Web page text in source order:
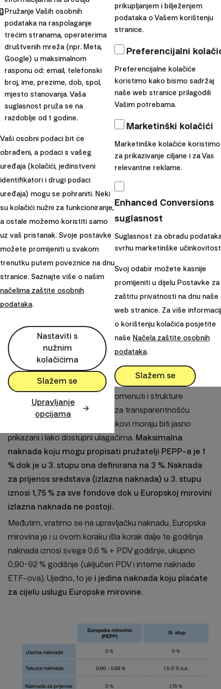
Mirovinska štednja je
dugoročan projekt, a upravo
dugoročno ulaganje omogućava umanjivanje utjecaja
kratkoročnih tržišnih fluktuacija. Planiranjem na vrijeme,
štediše ne samo da povećavaju izglede za stabilnu
mirovinu, već imaksimiziraju koristi od složenog
kamatnog računa, procesa gdje se zarada reinvestira i
generira dodatne povrate, čime se kroz vrijeme znatno
povećava vrijednost portfelja.
U tom smislu, 100 % dionički portfelji imaju jasan
potencijal za ostvarivanje viših složenih povrata, pod
uvjetom da je štediša spreman prihvatiti veću
kratkoročnu volatilnost u zamjenu za dugoročnu dobit.
Obje strategije Europske mirovine –
i 80–20– koristeautomatizirani mehanizam
smanjenja rizika: tijekom rane faze štednje većina
sredstava ulaže se u dioničke ETF-ove (uz 20 % u
obveznicama kod strategije 80–20).Deset godina prije
mirovinezapočinje faza deriskirianja, gdje se dionice
postupno zamjenjuju obveznicama kako bi se smanjio
rizik volatilnosti u osjetljivom razdoblju izlaska iz radne
snage.
Na dan umirovljenja portfelj se stabilizira na omjeru 60 %
dionica i 40 % obveznica, koji se održava i tijekom faze
isplate, osiguravajući ravnotežu između rasta i zaštite
kapitala
Razlike u naknadama
Uz samu izvedbu moramo spomenuti i strukture
naknada. PEPP ima zahtjeve za transparentnošću
troškova, što znači da svi troškovi moraju biti jasno
prikazani i lako dostupni ulagačima. Maksimalna
naknada koju mogu propisati pružatelji PEPP-a je 1
% dok je u 3. stupu ona definirana na 3 %. Naknada
za prijenos sredstava (izlazna naknada) u 3. stupu
iznosi 1,75 % za sve fondove dok u Europskoj mirovini
izlazna naknada ne postoji.
Međutim, vratimo se na upravljačku naknadu, Europska
mirovina je i u ovom koraku išla korak dalje te godišnja
naknada iznosi svega 0,6 % + PDV godišnje, ukupno
0,90-92 % godišnje (uključen PDV i interne naknade
ETF-ova). Ujedno, to je i jedina naknada koju plaćate
za cijelu uslugu Europske mirovine.
Pružanje Vaših osobnih
podataka na raspolaganje
trećim stranama, operaterima
društvenih mreža (npr. Meta,
Google) u maksimalnom
rasponu od: email, telefonski
broj, ime, prezime, dob, spol,
mjesto stanovanja. Vaša
suglasnost pruža se na
razdoblje od 1 godine.
Vaši osobni podaci bit će
obrađeni, a podaci s vašeg
uređaja (kolačići, jedinstveni
identifikatori i drugi podaci
uređaja) mogu se pohraniti. Neki
su kolačići nužni za funkcioniranje,
a ostale možemo koristiti samo
uz vaš pristanak. Svoje postavke
možete promijeniti u svakom
trenutku putem poveznice na dnu
stranice. Saznajte više o našim
načelima zaštite osobnih
podataka.
Nastaviti s
nužnim
kolačićima
Slažem se
Upravljanje
opcijama
prikupljanjem i bilježenjem
podataka o Vašem korištenju
stranice.
Preferencijalni
Preferencijalne kolačiće
koristimo kako bismo sadržaj
naše web stranice prilagodili
Vašim potrebama.
Marketinški kolačići
Marketinške kolačiće koristimo
za prikazivanje ciljane i za Vas
relevantne reklame.
Enhanced Conversions
suglasnost
Suglasnost za obradu
svrhu marketinške
Svoj odabir možete kasnije
promijeniti u dijelu Postavke za
zaštitu privatnosti na dnu naše
web stranice. Za više
o korištenju kolačića posjetite
naše Načela zaštite osobnih
podataka.
Slažem se